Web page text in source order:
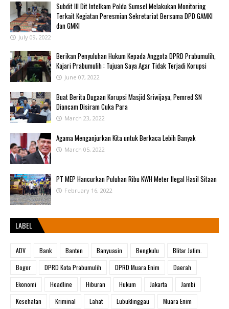
Subdit III Dit Intelkam Polda Sumsel Melakukan Monitoring
Terkait Kegiatan Peresmian Sekretariat Bersama DPD GAMKI
dan GMKI
July 09, 2022
Berikan Penyuluhan Hukum Kepada Anggota DPRD Prabumulih,
Kajari Prabumulih : Tujuan Saya Agar Tidak Terjadi Korupsi
June 07, 2022
Buat Berita Dugaan Korupsi Masjid Sriwijaya, Pemred SN
Diancam Disiram Cuka Para
March 23, 2022
Agama Menganjurkan Kita untuk Berkaca Lebih Banyak
March 05, 2022
PT MEP Hancurkan Puluhan Ribu KWH Meter Ilegal Hasil Sitaan
February 16, 2022
LABEL
ADV Bank Banten Banyuasin Bengkulu
Blitar Jatim.
Bogor
DPRD Kota Prabumulih DPRD Muara Enim
Daerah
Ekonomi
Headline Hiburan Hukum Jakarta
Jambi
Kesehatan
Kriminal Lahat Lubuklinggau
Muara Enim